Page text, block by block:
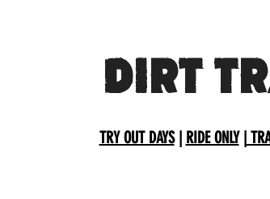
DIRT
TRY OUT DAYS| RIDE ONLY|